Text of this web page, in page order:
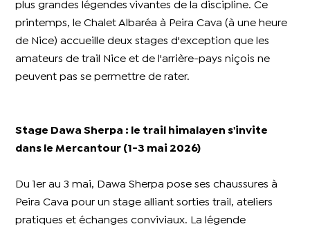
plus grandes légendes vivantes de la discipline. Ce
printemps, le Chalet Albaréa à Peira Cava (à une heure
de Nice) accueille deux stages d'exception que les
amateurs de trail Nice et de l'arrière-pays niçois ne
peuvent pas se permettre de rater.
Stage Dawa Sherpa : le trail himalayen s'invite
dans le Mercantour (1-3 mai 2026)
Du 1er au 3 mai, Dawa Sherpa pose ses chaussures à
Peira Cava pour un stage alliant sorties trail, ateliers
pratiques et échanges conviviaux. La légende